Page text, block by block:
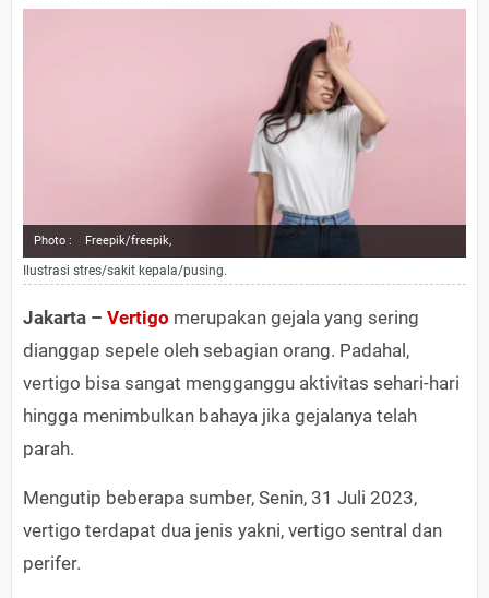
Photo : Freepik/freepik,
Ilustrasi stres/sakit kepala/pusing.
Jakarta – Vertigo merupakan gejala yang sering
dianggap sepele oleh sebagian orang. Padahal,
vertigo bisa sangat mengganggu aktivitas sehari-hari
hingga menimbulkan bahaya jika gejalanya telah
parah.
Mengutip beberapa sumber, Senin, 31 Juli 2023,
vertigo terdapat dua jenis yakni, vertigo sentral dan
perifer.